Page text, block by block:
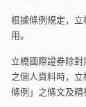
根據條例規定，
用。
立橋國際證券除
之個人資料時，
條例」之條文及精